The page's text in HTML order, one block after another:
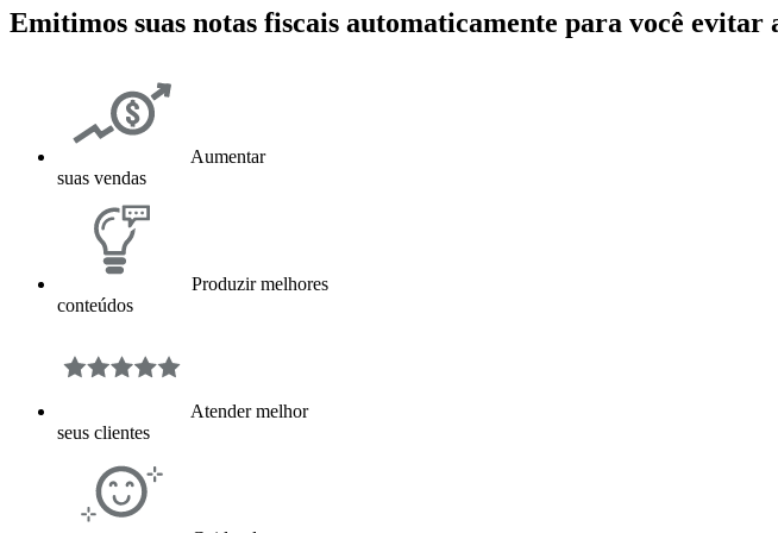
Emitimos suas notas fiscais automaticamente para você
Aumentar
suas vendas
Produzir melhores
conteúdos
Atender melhor
seus clientes